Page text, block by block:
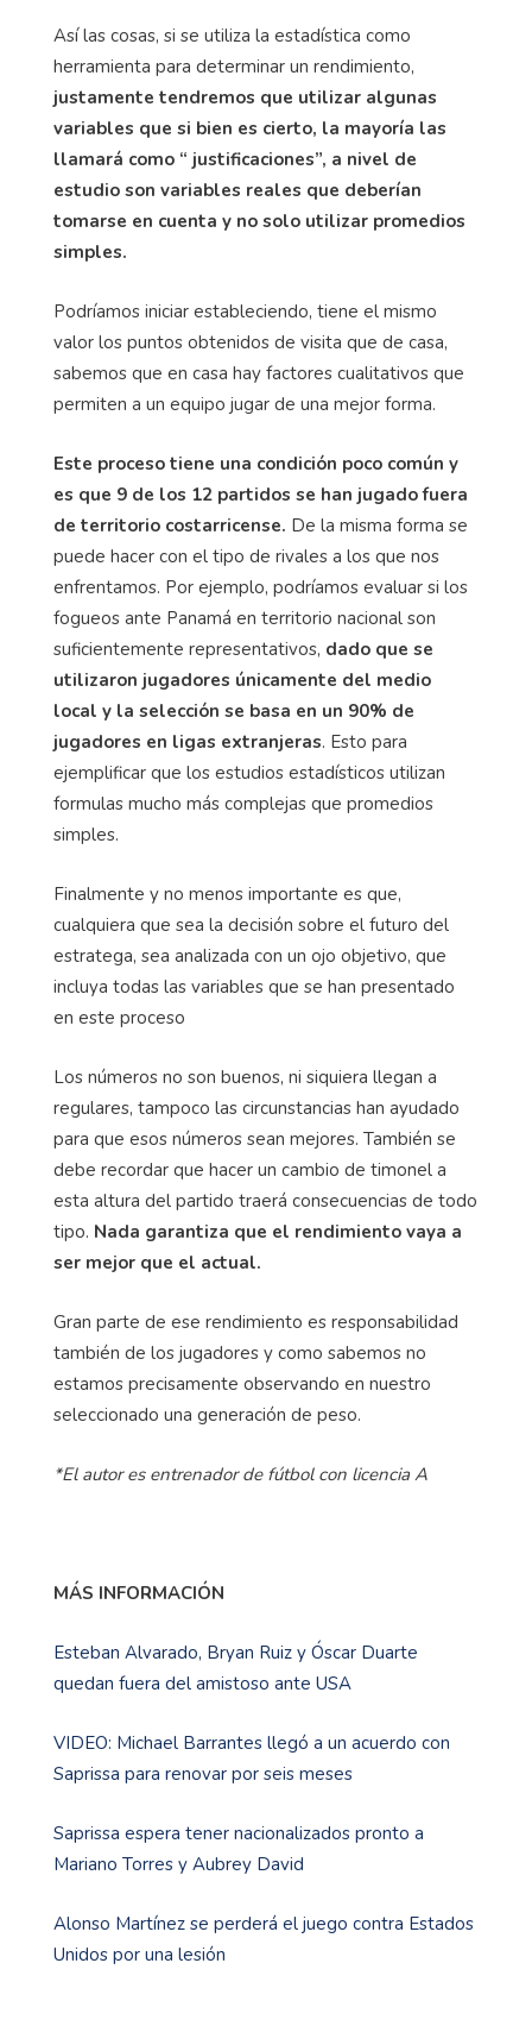
Así las cosas, si se utiliza la estadística como
herramienta para determinar un rendimiento,
justamente tendremos que utilizar algunas
variables que si bien es cierto, la mayoría las
llamará como “ justificaciones”, a nivel de
estudio son variables reales que deberían
tomarse en cuenta y no solo utilizar promedios
simples.
Podríamos iniciar estableciendo, tiene el mismo
valor los puntos obtenidos de visita que de casa,
sabemos que en casa hay factores cualitativos que
permiten a un equipo jugar de una mejor forma.
Este proceso tiene una condición poco común y
es que 9 de los 12 partidos se han jugado fuera
de territorio costarricense. De la misma forma se
puede hacer con el tipo de rivales a los que nos
enfrentamos. Por ejemplo, podríamos evaluar si los
fogueos ante Panamá en territorio nacional son
suficientemente representativos, dado que se
utilizaron jugadores únicamente del medio
local y la selección se basa en un 90% de
jugadores en ligas extranjeras. Esto para
ejemplificar que los estudios estadísticos utilizan
formulas mucho más complejas que promedios
simples.
Finalmente y no menos importante es que,
cualquiera que sea la decisión sobre el futuro del
estratega, sea analizada con un ojo objetivo, que
incluya todas las variables que se han presentado
en este proceso
Los números no son buenos, ni siquiera llegan a
regulares, tampoco las circunstancias han ayudado
para que esos números sean mejores. También se
debe recordar que hacer un cambio de timonel a
esta altura del partido traerá consecuencias de todo
tipo. Nada garantiza que el rendimiento vaya a
ser mejor que el actual.
Gran parte de ese rendimiento es responsabilidad
también de los jugadores y como sabemos no
estamos precisamente observando en nuestro
seleccionado una generación de peso.
*El autor es entrenador de fútbol con licencia A
MÁS INFORMACIÓN
Esteban Alvarado, Bryan Ruiz y Óscar Duarte
quedan fuera del amistoso ante USA
VIDEO: Michael Barrantes llegó a un acuerdo con
Saprissa para renovar por seis meses
Saprissa espera tener nacionalizados pronto a
Mariano Torres y Aubrey David
Alonso Martínez se perderá el juego contra Estados
Unidos por una lesión